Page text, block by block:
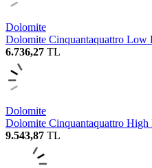
Dolomite
Dolomite Cinquantaquattro
6.736,27 TL
Dolomite
Dolomite Cinquantaquattro
9.543,87 TL